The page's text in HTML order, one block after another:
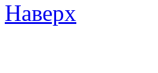
Наверх